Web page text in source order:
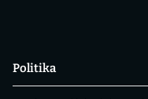
Politika